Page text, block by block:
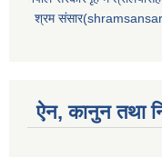
श्रम
ऐन, कानुन तथा